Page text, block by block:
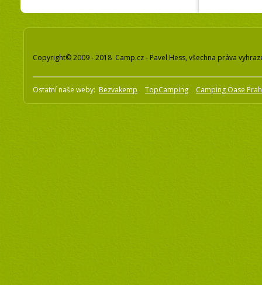
Copyright© 2009 - 2018 Camp.cz - Pavel Hess, všechna práva
Ostatní naše weby: Bezvakemp TopCamping Camping Oase